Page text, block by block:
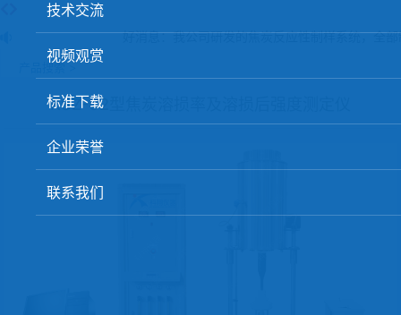
高炉配吹煤检测设备
冶金渣、保护渣等高温物性检测设备
冶金石灰活性度测定仪
矿石、焦炭物理检测及制样设备
技术交流
视频观赏
标准下载
企业荣誉
联系我们
好消息：我公司研发的焦炭反应性制样系统，全
产品搜索 >
KSZ-02型焦炭溶损率及溶损后强度测定仪